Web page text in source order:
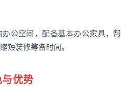
公空间，配备基本办公家具，帮
短装修筹备时间。
优势